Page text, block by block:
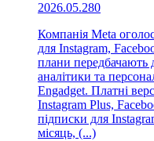
2026.05.280
Компанія Meta
для Instagram,
плани передбачають
аналітики та
Engadget. Платні
Instagram Plus,
підписки для
місяць, (...)